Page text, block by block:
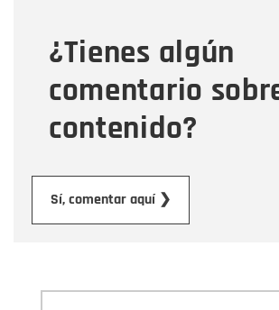
¿Tienes algún
comentario
contenido?
Sí, comentar aquí ❯
Mensaje